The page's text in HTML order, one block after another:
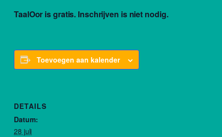
TaalOor is gratis. Inschrijven is niet nodig.
Toevoegen aan kalender
DETAILS
Datum:
28 juli